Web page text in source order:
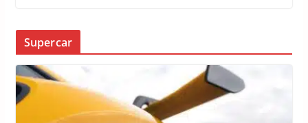
Supercar